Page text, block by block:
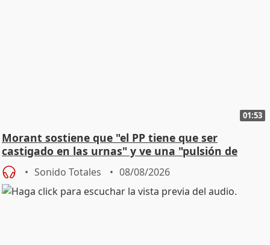
01:53
Morant sostiene que "el PP tiene que ser
castigado en las urnas" y ve una "pulsión de
cambio"
Sonido Totales 08/08/2026